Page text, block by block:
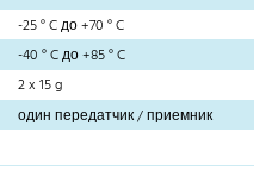
-25 ° C до +70 ° C
-40 ° C до +85 ° C
2 x 15 g
один передатчик / приемник